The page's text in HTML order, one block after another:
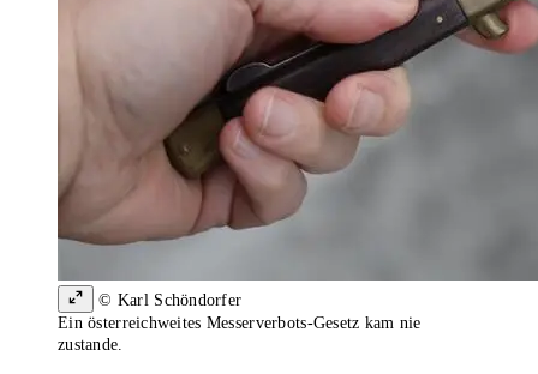
© Karl Schöndorfer
Ein österreichweites Messerverbots-Gesetz kam nie
zustande.